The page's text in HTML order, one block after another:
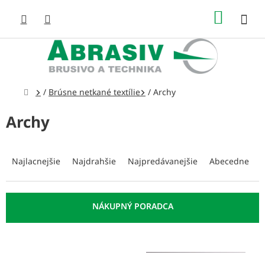
obsah
Domov
/ Brúsne netkané textílie / Archy
Archy
e
n
e
Najlacnejšie Najdrahšie Najpredávanejšie Abecedne